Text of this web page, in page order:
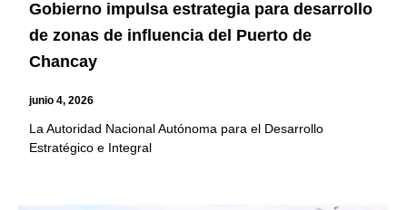
Gobierno impulsa estrategia para desarrollo
de zonas de influencia del Puerto de
Chancay
junio 4, 2026
La Autoridad Nacional Autónoma para el Desarrollo
Estratégico e Integral